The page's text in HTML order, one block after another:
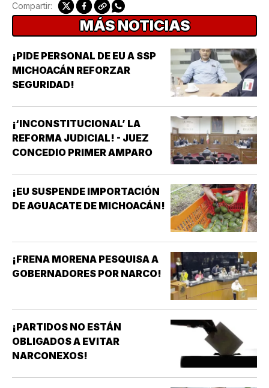
Compartir:
MÁS NOTICIAS
¡PIDE PERSONAL DE EU A SSP
MICHOACÁN REFORZAR
SEGURIDAD!
¡‘INCONSTITUCIONAL’ LA
REFORMA JUDICIAL! - JUEZ
CONCEDIO PRIMER AMPARO
¡EU SUSPENDE IMPORTACIÓN
DE AGUACATE DE MICHOACÁN!
¡FRENA MORENA PESQUISA A
GOBERNADORES POR NARCO!
¡PARTIDOS NO ESTÁN
OBLIGADOS A EVITAR
NARCONEXOS!